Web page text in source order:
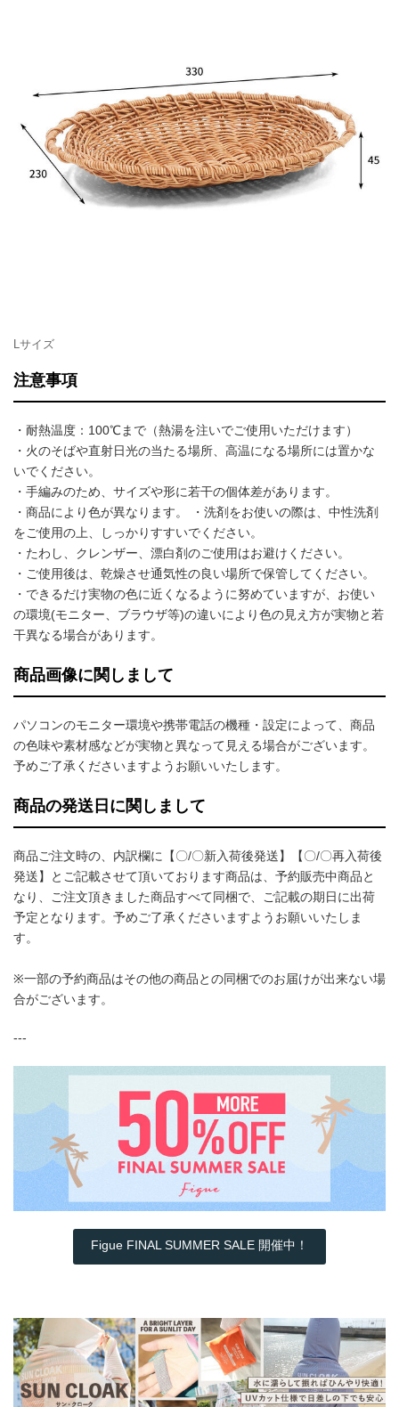
Lサイズ
注意事項
・耐熱温度：100℃まで（熱湯を注いでご使用いただけます）
・火のそばや直射日光の当たる場所、高温になる場所には置かな
いでください。
・手編みのため、サイズや形に若干の個体差があります。
・商品により色が異なります。 ・洗剤をお使いの際は、中性洗剤
をご使用の上、しっかりすすいでください。
・たわし、クレンザー、漂白剤のご使用はお避けください。
・ご使用後は、乾燥させ通気性の良い場所で保管してください。
・できるだけ実物の色に近くなるように努めていますが、お使い
の環境(モニター、ブラウザ等)の違いにより色の見え方が実物と若
干異なる場合があります。
商品画像に関しまして
パソコンのモニター環境や携帯電話の機種・設定によって、商品
の色味や素材感などが実物と異なって見える場合がございます。
予めご了承くださいますようお願いいたします。
商品の発送日に関しまして
商品ご注文時の、内訳欄に【〇/〇新入荷後発送】【〇/〇再入荷後
発送】とご記載させて頂いております商品は、予約販売中商品と
なり、ご注文頂きました商品すべて同梱で、ご記載の期日に出荷
予定となります。予めご了承くださいますようお願いいたしま
す。
※一部の予約商品はその他の商品との同梱でのお届けが出来ない場
合がございます。
---
Figue FINAL SUMMER SALE 開催中！